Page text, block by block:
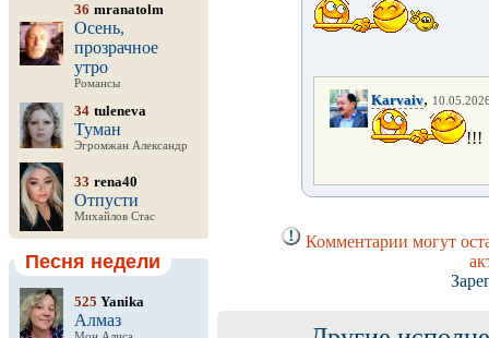
36 mranatolm
Осень,
прозрачное
утро
Романсы
34 tuleneva
Туман
Эгромжан Александр
33 rena40
Отпусти
Михайлов Стас
Песня недели
525 Yanika
Алмаз
Karvaiv,
!!!
Комментарии могут